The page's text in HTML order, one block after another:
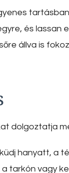
és lassan
állva is
dolgoztatja
hanyatt, a
a tarkón vagy